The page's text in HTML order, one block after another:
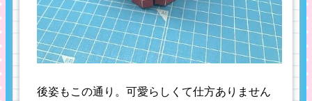
後姿もこの通り。可愛らしくて仕方ありません